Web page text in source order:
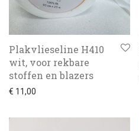
Plakvlieseline H410
wit, voor rekbare
stoffen en blazers
€ 11,00